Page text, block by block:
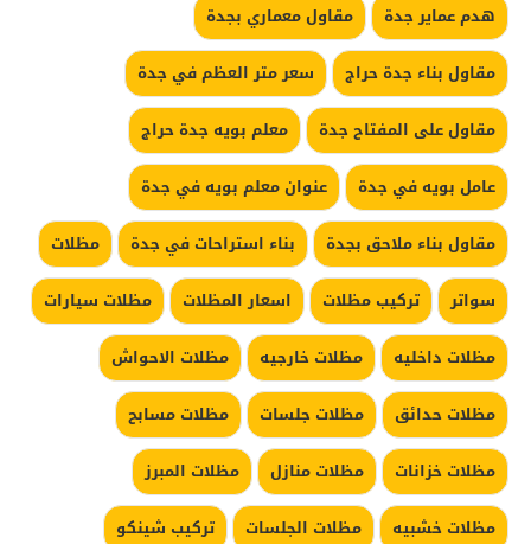
هدم عماير جدة
مقاول معماري بجدة
مقاول بناء جدة حراج
سعر متر العظم في جدة
مقاول على المفتاح جدة
معلم بويه جدة حراج
عامل بويه في جدة
عنوان معلم بويه في جدة
مقاول بناء ملاحق بجدة
بناء استراحات في جدة
مظلات
سواتر
تركيب مظلات اسعار المظلات
مظلات سيارات
مظلات داخليه
مظلات خارجيه
مظلات الاحواش
مظلات حدائق
مظلات جلسات
مظلات مسابح
مظلات خزانات
مظلات منازل
مظلات المبرز
مظلات خشبيه
مظلات الجلسات
تركيب شينكو